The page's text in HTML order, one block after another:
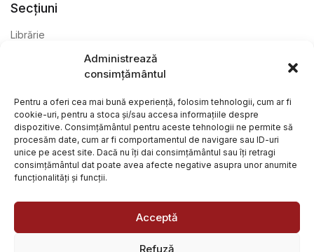
Administrează
consimțământul
Pentru a oferi cea mai bună experiență, folosim tehnologii, cum ar fi
cookie-uri, pentru a stoca și/sau accesa informațiile despre
dispozitive. Consimțământul pentru aceste tehnologii ne permite să
procesăm date, cum ar fi comportamentul de navigare sau ID-uri
unice pe acest site. Dacă nu îți dai consimțământul sau îți retragi
consimțământul dat poate avea afecte negative asupra unor anumite
funcționalități și funcții.
Acceptă
Refuză
Secțiuni
Librărie
@ Librăria Arcana. Toate drepturile rezervate. Site creat de